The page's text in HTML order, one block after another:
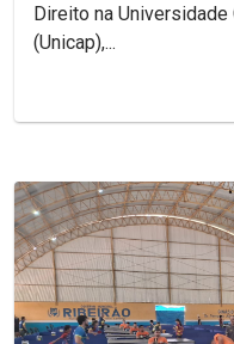
Direito na
(Unicap),...